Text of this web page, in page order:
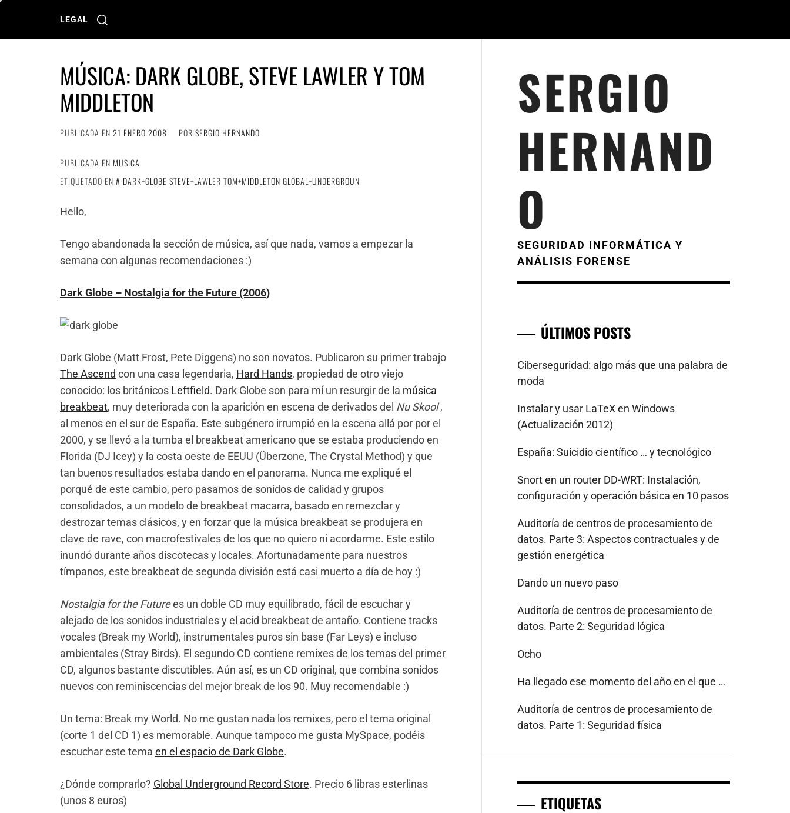
LEGAL
MÚSICA: DARK GLOBE, STEVE LAWLER Y TOM
MIDDLETON
PUBLICADA EN 21 ENERO 2008 POR SERGIO HERNANDO
PUBLICADA EN MUSICA
ETIQUETADO EN
DARK+GLOBE STEVE+LAWLER TOM+MIDDLETON GLOBAL+UNDERGROUN
Hello,
Tengo abandonada la sección de música, así que nada, vamos a empezar la
semana con algunas recomendaciones :)
Dark Globe – Nostalgia for the Future (2006)
Dark Globe (Matt Frost, Pete Diggens) no son novatos. Publicaron su primer trabajo
The Ascend con una casa legendaria, Hard Hands, propiedad de otro viejo
conocido: los británicos Leftfield. Dark Globe son para mí un resurgir de la música
breakbeat, muy deteriorada con la aparición en escena de derivados del Nu Skool,
al menos en el sur de España. Este subgénero irrumpió en la escena allá por por el
2000, y se llevó a la tumba el breakbeat americano que se estaba produciendo en
Florida (DJ Icey) y la costa oeste de EEUU (Überzone, The Crystal Method) y que
tan buenos resultados estaba dando en el panorama. Nunca me expliqué el
porqué de este cambio, pero pasamos de sonidos de calidad y grupos
consolidados, a un modelo de breakbeat macarra, basado en remezclar y
destrozar temas clásicos, y en forzar que la música breakbeat se produjera en
clave de rave, con macrofestivales de los que no quiero ni acordarme. Este estilo
inundó durante años discotecas y locales. Afortunadamente para nuestros
tímpanos, este breakbeat de segunda división está casi muerto a día de hoy :)
Nostalgia for the Futurees un doble CD muy equilibrado, fácil de escuchar y
alejado de los sonidos industriales y el acid breakbeat de antaño. Contiene tracks
vocales (Break my World), instrumentales puros sin base (Far Leys) e incluso
ambientales (Stray Birds). El segundo CD contiene remixes de los temas del primer
CD, algunos bastante discutibles. Aún así, es un CD original, que combina sonidos
nuevos con reminiscencias del mejor break de los 90. Muy recomendable :)
Un tema: Break my World. No me gustan nada los remixes, pero el tema original
(corte 1 del CD 1) es memorable. Aunque tampoco me gusta MySpace, podéis
escuchar este tema en el espacio de Dark Globe.
¿Dónde comprarlo? Global Underground Record Store. Precio 6 libras esterlinas
(unos 8 euros)
SERGIO
HERNAND
O
SEGURIDAD INFORMÁTICA Y
ANÁLISIS FORENSE
ÚLTIMOS POSTS
Ciberseguridad: algo más que una palabra de
moda
Instalar y usar LaTeX en Windows
(Actualización 2012)
España: Suicidio científico … y tecnológico
Snort en un router DD-WRT: Instalación,
configuración y operación básica en 10 pasos
Auditoría de centros de procesamiento de
datos. Parte 3: Aspectos contractuales y de
gestión energética
Dando un nuevo paso
Auditoría de centros de procesamiento de
datos. Parte 2: Seguridad lógica
Ocho
Ha llegado ese momento del año en el que …
Auditoría de centros de procesamiento de
datos. Parte 1: Seguridad física
ETIQUETAS